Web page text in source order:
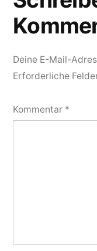
Deine E-Mail-
Erforderliche
Kommentar *